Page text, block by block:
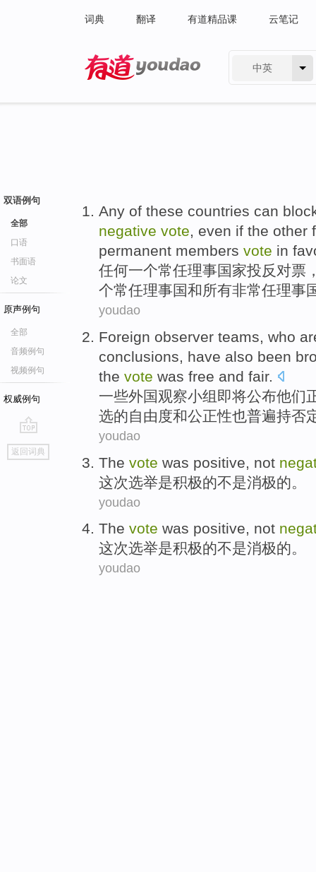
词典 翻译 有道精品课 云笔记
中英
双语例句
全部
口语
书面语
论文
原声例句
全部
音频例句
视频例句
权威例句
go
top
返回词典
Any of these countries can
negative vote, even if the other
permanent members vote in
任何一个常任理事国家投反对票
个常任理事国和所有非常任理事
youdao
Foreign observer teams, who
conclusions, have also been
the vote was free and fair.
一些外国观察小组即将公布他们
选的自由度和公正性也普遍持否
youdao
The vote was positive not
这次选举是积极的不是消极的。
youdao
The vote was positive, not
这次选举是积极的不是消极的。
youdao